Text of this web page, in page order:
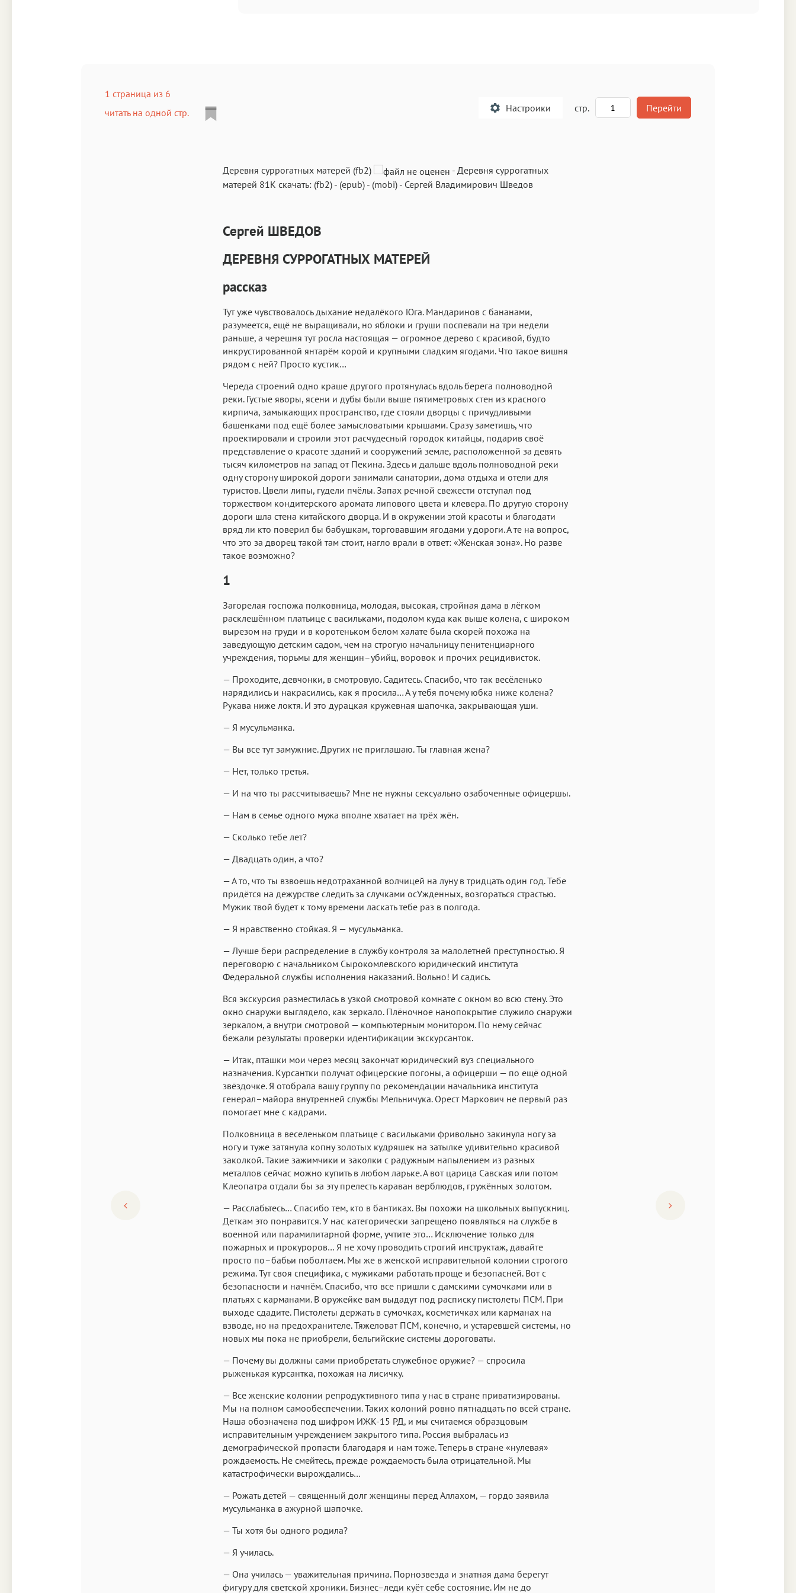
1 страница из 6
читать на одной стр.
Настроики
Аа
Iowan
Аа
San Francisco Аа
SF Serif Аа
New York
Аа Аа
Аа
Courier
Аа
Courier New
Аа
Menlo
Аа
SF Mono
стр. Перейти
Деревня суррогатных матерей (fb2) - Деревня суррогатных
матерей 81K скачать: (fb2) - (epub) - (mobi) - Сергей Владимирович Шведов
Сергей ШВЕДОВ
ДЕРЕВНЯ СУРРОГАТНЫХ МАТЕРЕЙ
рассказ
Тут уже чувствовалось дыхание недалёкого Юга. Мандаринов с бананами,
разумеется, ещё не выращивали, но яблоки и груши поспевали на три недели
раньше, а черешня тут росла настоящая — огромное дерево с красивой, будто
инкрустированной янтарём корой и крупными сладким ягодами. Что такое вишня
рядом с ней? Просто кустик…
Череда строений одно краше другого протянулась вдоль берега полноводной
реки. Густые яворы, ясени и дубы были выше пятиметровых стен из красного
кирпича, замыкающих пространство, где стояли дворцы с причудливыми
башенками под ещё более замысловатыми крышами. Сразу заметишь, что
проектировали и строили этот расчудесный городок китайцы, подарив своё
представление о красоте зданий и сооружений земле, расположенной за девять
тысяч километров на запад от Пекина. Здесь и дальше вдоль полноводной реки
одну сторону широкой дороги занимали санатории, дома отдыха и отели для
туристов. Цвели липы, гудели пчёлы. Запах речной свежести отступал под
торжеством кондитерского аромата липового цвета и клевера. По другую сторону
дороги шла стена китайского дворца. И в окружении этой красоты и благодати
вряд ли кто поверил бы бабушкам, торговавшим ягодами у дороги. А те на вопрос,
что это за дворец такой там стоит, нагло врали в ответ: «Женская зона». Но разве
такое возможно?
1
Загорелая госпожа полковница, молодая, высокая, стройная дама в лёгком
расклешённом платьице с васильками, подолом куда как выше колена, с широком
вырезом на груди и в коротеньком белом халате была скорей похожа на
заведующую детским садом, чем на строгую начальницу пенитенциарного
учреждения, тюрьмы для женщин–убийц, воровок и прочих рецидивисток.
— Проходите, девчонки, в смотровую. Садитесь. Спасибо, что так весёленько
нарядились и накрасились, как я просила… А у тебя почему юбка ниже колена?
Рукава ниже локтя. И это дурацкая кружевная шапочка, закрывающая уши.
— Я мусульманка.
— Вы все тут замужние. Других не приглашаю. Ты главная жена?
— Нет, только третья.
— И на что ты рассчитываешь? Мне не нужны сексуально озабоченные офицершы.
— Нам в семье одного мужа вполне хватает на трёх жён.
— Сколько тебе лет?
— Двадцать один, а что?
— А то, что ты взвоешь недотраханной волчицей на луну в тридцать один год. Тебе
придётся на дежурстве следить за случками осУжденных, возгораться страстью.
Мужик твой будет к тому времени ласкать тебе раз в полгода.
— Я нравственно стойкая. Я — мусульманка.
— Лучше бери распределение в службу контроля за малолетней преступностью. Я
переговорю с начальником Сырокомлевского юридический института
Федеральной службы исполнения наказаний. Вольно! И садись.
Вся экскурсия разместилась в узкой смотровой комнате с окном во всю стену. Это
окно снаружи выглядело, как зеркало. Плёночное нанопокрытие служило снаружи
зеркалом, а внутри смотровой — компьютерным монитором. По нему сейчас
бежали результаты проверки идентификации экскурсанток.
— Итак, пташки мои через месяц закончат юридический вуз специального
назначения. Курсантки получат офицерские погоны, а офицерши — по ещё одной
звёздочке. Я отобрала вашу группу по рекомендации начальника института
генерал–майора внутренней службы Мельничука. Орест Маркович не первый раз
помогает мне с кадрами.
Полковница в веселеньком платьице с васильками фривольно закинула ногу за
ногу и туже затянула копну золотых кудряшек на затылке удивительно красивой
заколкой. Такие зажимчики и заколки с радужным напылением из разных
металлов сейчас можно купить в любом ларьке. А вот царица Савская или потом
Клеопатра отдали бы за эту прелесть караван верблюдов, гружённых золотом.
— Расслабьтесь… Спасибо тем, кто в бантиках. Вы похожи на школьных выпускниц.
Деткам это понравится. У нас категорически запрещено появляться на службе в
военной или парамилитарной форме, учтите это… Исключение только для
пожарных и прокуроров… Я не хочу проводить строгий инструктаж, давайте
просто по–бабьи поболтаем. Мы же в женской исправительной колонии строгого
режима. Тут своя специфика, с мужиками работать проще и безопасней. Вот с
безопасности и начнём. Спасибо, что все пришли с дамскими сумочками или в
платьях с карманами. В оружейке вам выдадут под расписку пистолеты ПСМ. При
выходе сдадите. Пистолеты держать в сумочках, косметичках или карманах на
взводе, но на предохранителе. Тяжеловат ПСМ, конечно, и устаревшей системы, но
новых мы пока не приобрели, бельгийские системы дороговаты.
— Почему вы должны сами приобретать служебное оружие? — спросила
рыженькая курсантка, похожая на лисичку.
— Все женские колонии репродуктивного типа у нас в стране приватизированы.
Мы на полном самообеспечении. Таких колоний ровно пятнадцать по всей стране.
Наша обозначена под шифром ИЖК‑15 РД, и мы считаемся образцовым
исправительным учреждением закрытого типа. Россия выбралась из
демографической пропасти благодаря и нам тоже. Теперь в стране «нулевая»
рождаемость. Не смейтесь, прежде рождаемость была отрицательной. Мы
катастрофически вырождались…
— Рожать детей — священный долг женщины перед Аллахом, — гордо заявила
мусульманка в ажурной шапочке.
— Ты хотя бы одного родила?
— Я училась.
— Она училась — уважительная причина. Порнозвезда и знатная дама берегут
фигуру для светской хроники. Бизнес–леди куёт себе состояние. Им не до